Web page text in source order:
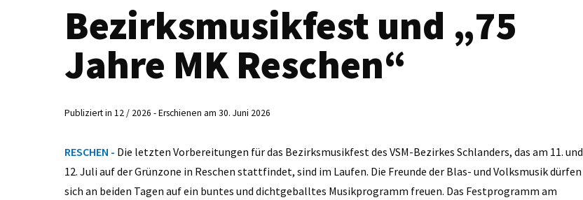
Bezirksmusikfest und „75
Jahre MK Reschen“
Publiziert in 12 / 2026 - Erschienen am 30. Juni 2026
RESCHEN - Die letzten Vorbereitungen für das Bezirksmusikfest des VSM-Bezirkes Schlanders, das am 11. und
12. Juli auf der Grünzone in Reschen stattfindet, sind im Laufen. Die Freunde der Blas- und Volksmusik dürfen
sich an beiden Tagen auf ein buntes und dichtgeballtes Musikprogramm freuen. Das Festprogramm am